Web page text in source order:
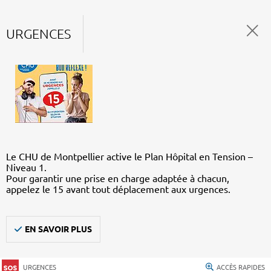
URGENCES
Le CHU de Montpellier active le Plan Hôpital en Tension –
Niveau 1.
Pour garantir une prise en charge adaptée à chacun,
appelez le 15 avant tout déplacement aux urgences.
EN SAVOIR PLUS
URGENCES ACCÈS RAPIDES